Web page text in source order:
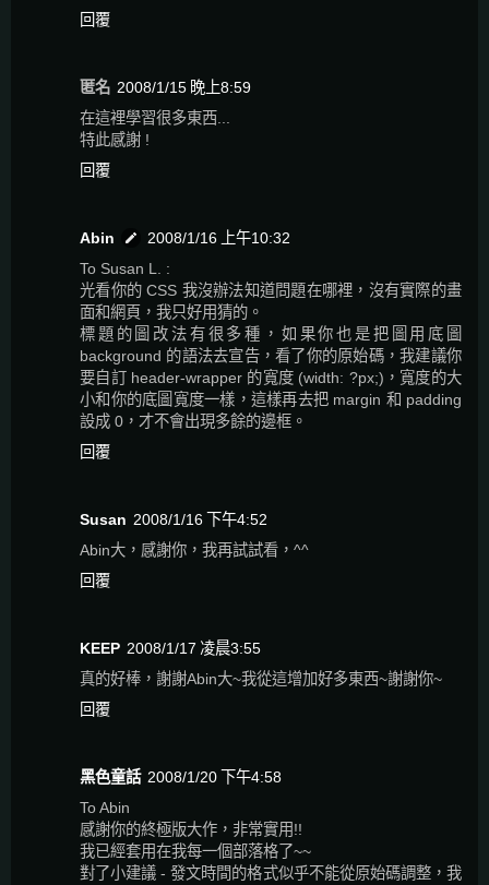
回覆
匿名 2008/1/15 晚上8:59
在這裡學習很多東西...
特此感謝 !
回覆
Abin
2008/1/16 上午10:32
To Susan L. :
光看你的 CSS 我沒辦法知道問題在哪裡，沒有實際的畫
面和網頁，我只好用猜的。
標題的圖改法有很多種，如果你也是把圖用底圖
background 的語法去宣告，看了你的原始碼，我建議你
要自訂 header-wrapper 的寬度 (width: ?px;)，寬度的大
小和你的底圖寬度一樣，這樣再去把 margin 和 padding
設成 0，才不會出現多餘的邊框。
回覆
Susan 2008/1/16 下午4:52
Abin大，感謝你，我再試試看，^^
回覆
KEEP 2008/1/17 凌晨3:55
真的好棒，謝謝Abin大~我從這增加好多東西~謝謝你~
回覆
黑色童話 2008/1/20 下午4:58
To Abin
感謝你的終極版大作，非常實用!!
我已經套用在我每一個部落格了~~
對了小建議 - 發文時間的格式似乎不能從原始碼調整，我